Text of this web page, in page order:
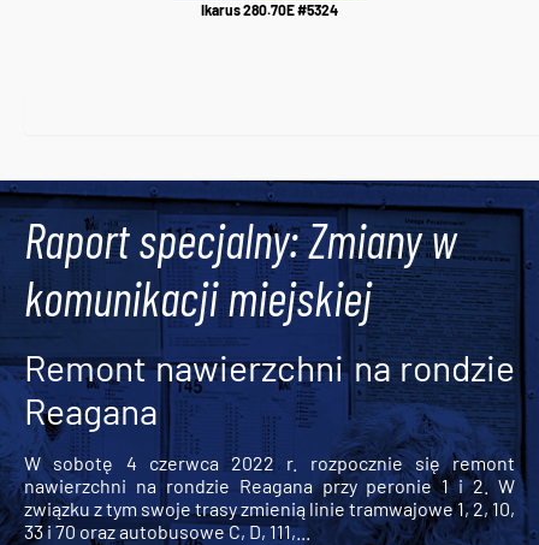
Ikarus 280.70E #5324
Raport specjalny: Zmiany w
komunikacji miejskiej
Remont nawierzchni na rondzie
Reagana
W sobotę 4 czerwca 2022 r. rozpocznie się remont
nawierzchni na rondzie Reagana przy peronie 1 i 2. W
związku z tym swoje trasy zmienią linie tramwajowe 1, 2, 10,
33 i 70 oraz autobusowe C, D, 111,...